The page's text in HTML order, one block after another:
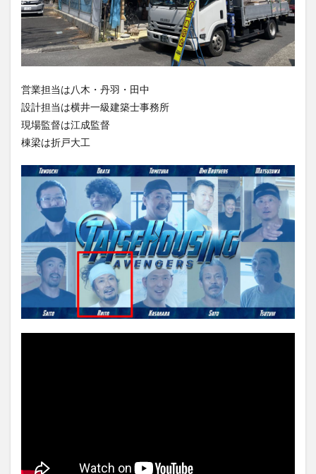
営業担当は八木・丹羽・田中
設計担当は横井一級建築士事務所
現場監督は江成監督
棟梁は折戸大工